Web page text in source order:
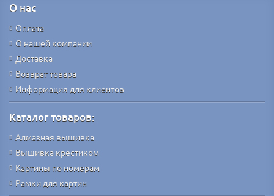
О нас
Оплата
О нашей компании
Доставка
Возврат товара
Информация для клиентов
Каталог товаров:
Алмазная вышивка
Вышивка крестиком
Картины по номерам
Рамки для картин